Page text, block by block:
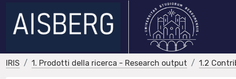
IRIS 1. Prodotti della ricerca - Research output 1.2